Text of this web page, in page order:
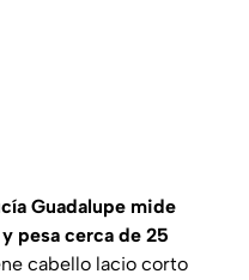
Guadalupe mide
pesa cerca de 25
cabello lacio corto